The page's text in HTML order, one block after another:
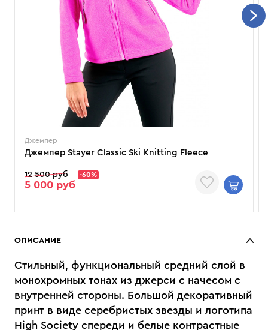
Джемпер
Джемпер Stayer Classic Ski Knitting Fleece
12 500 руб -60%
5 000 руб
ОПИСАНИЕ
Стильный, функциональный средний слой в
монохромных тонах из джерси с начесом с
внутренней стороны. Большой декоративный
принт в виде серебристых звезды и логотипа
High Society спереди и белые контрастные